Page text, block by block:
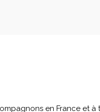
en France et à